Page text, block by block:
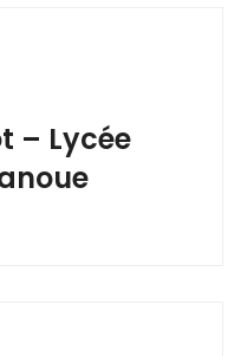
– Lycée